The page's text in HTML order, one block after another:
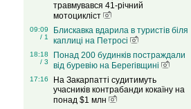
травмувався 41-річний
мотоцикліст
09:09
/ 1
Блискавка вдарила в туристів біля
каплиці на Петросі
18:18
/ 3
Понад 200 будинків постраждали
від буревію на Берегівщині
17:16
На Закарпатті судитимуть
учасників контрабанди кокаїну на
понад $1 млн